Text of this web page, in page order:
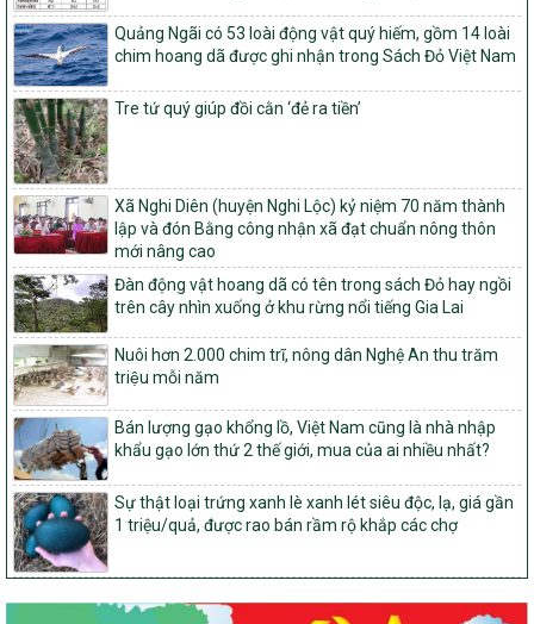
nghèo bền vững và phát triển kinh tế – xã hội vùng đồng bào dân
tộc thiểu số và miền núi giai đoạn 2026 – 2030
1451/QĐ-UBND
Phê duyệt danh sách các xã thuộc nhóm 1, nhóm 2, nhóm 3
trong xây dựng nông thôn mới giai đoạn 2026-2030 trên địa bàn
tỉnh Nghệ An
103/PTNT-NTM
Về việc đăng ký thực hiện Dự án liên kết theo chuỗi giá trị thuộc
Dự án 2 – Chương trình Mục tiêu quốc gia Giảm nghèo bền vững
giai đoạn 2021-2025 được kéo dài sang năm 2026
827/QĐ-BNNMT
Quyết định Ban hành Kế hoạch triển khai thực hiện Chương trình
mục tiêu quốc gia xây dựng nông thôn mới, giảm nghèo bền
vững và phát triển kinh tế – xã hội vùng đồng bào dân tộc thiểu
số và miền núi giai đoạn 2026-2035, giai đoạn I: Từ năm 2026
đến năm 2030
14/2026/TT-BNNMT
Hướng dẫn thực hiện một số nội dung tiêu chí, điều kiện thuộc Bộ
tiêu chí quốc gia về nông thôn mới giai đoạn 2026 – 2030 thuộc
phạm vi quản lý nhà nước của Bộ Nông nghiệp và Môi trường
417/QĐ-BNNMT
Phê duyệt Chương trình mục tiêu quốc gia xây dựng nông thôn
mới, giảm nghèo bền vững và phát triển kinh tế – xã hội vùng
đồng bào dân tộc thiểu số và miền núi giai đoạn 2026-2035, giai
Quảng Ngãi có 53 loài động vật quý hiếm, gồm 14 loài
chim hoang dã được ghi nhận trong Sách Đỏ Việt Nam
Tre tứ quý giúp đồi cằn ‘đẻ ra tiền’
Xã Nghi Diên (huyện Nghi Lộc) kỷ niệm 70 năm thành
lập và đón Bằng công nhận xã đạt chuẩn nông thôn
mới nâng cao
Đàn động vật hoang dã có tên trong sách Đỏ hay ngồi
trên cây nhìn xuống ở khu rừng nổi tiếng Gia Lai
Nuôi hơn 2.000 chim trĩ, nông dân Nghệ An thu trăm
triệu mỗi năm
Bán lượng gạo khổng lồ, Việt Nam cũng là nhà nhập
khẩu gạo lớn thứ 2 thế giới, mua của ai nhiều nhất?
Sự thật loại trứng xanh lè xanh lét siêu độc, lạ, giá gần
1 triệu/quả, được rao bán rầm rộ khắp các chợ